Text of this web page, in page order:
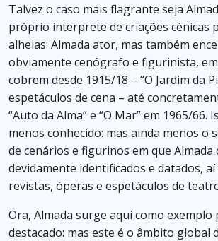
Talvez o caso mais flagrante seja
próprio interprete de criações cénicas
alheias: Almada ator, mas também
obviamente cenógrafo e figurinista,
cobrem desde 1915/18 – “O Jardim da
espetáculos de cena – até
“Auto da Alma” e “O Mar” em 1965/66.
menos conhecido: mas ainda menos o
de cenários e figurinos em que Almada
devidamente identificados e datados,
revistas, óperas e espetáculos de
Ora, Almada surge aqui como exemplo
destacado: mas este é o âmbito global